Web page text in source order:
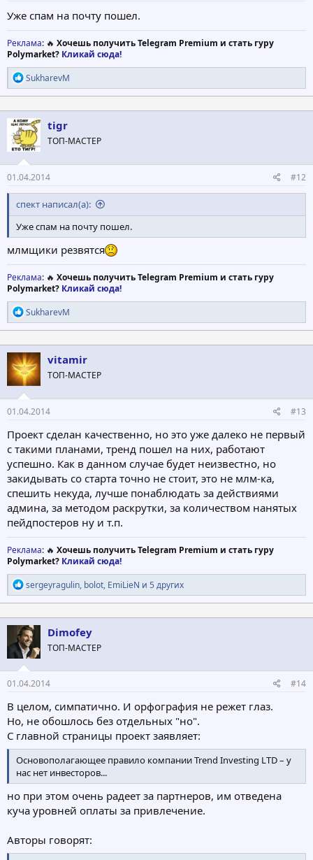
Уже спам на почту пошел.
Реклама: 🔥 Хочешь получить Telegram Premium и стать гуру
Polymarket? Кликай сюда!
Р
е
а
к
ц
и
и
:
SukharevM
tigr
ТОП-МАСТЕР
01.04.2014 #12
спект написал(а):
Уже спам на почту пошел.
млмщики резвятся
Реклама: 🔥 Хочешь получить Telegram Premium и стать гуру
Polymarket? Кликай сюда!
Р
е
а
к
ц
и
и
:
SukharevM
vitamir
ТОП-МАСТЕР
01.04.2014 #13
Проект сделан качественно, но это уже далеко не первый
с такими планами, тренд пошел на них, работают
успешно. Как в данном случае будет неизвестно, но
закидывать со старта точно не стоит, это не млм-ка,
спешить некуда, лучше понаблюдать за действиями
админа, за методом раскрутки, за количеством нанятых
пейдпостеров ну и т.п.
Реклама: 🔥 Хочешь получить Telegram Premium и стать гуру
Polymarket? Кликай сюда!
Р
е
а
к
ц
и
и
:
sergeyragulin, bolot, EmiLieN и 5 других
Dimofey
ТОП-МАСТЕР
01.04.2014 #14
В целом, симпатично. И орфография не режет глаз.
Но, не обошлось без отдельных "но".
С главной страницы проект заявляет:
Основополагающее правило компании Trend Investing LTD – у
нас нет инвесторов...
но при этом очень радеет за партнеров, им отведена
куча уровней оплаты за привлечение.
Авторы говорят: